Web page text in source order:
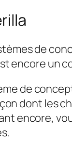
de
encore
de
dont les
encore,